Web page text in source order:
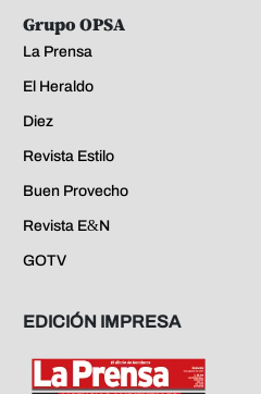
Grupo OPSA
La Prensa
El Heraldo
Diez
Revista Estilo
Buen Provecho
Revista E&N
GOTV
EDICIÓN IMPRESA